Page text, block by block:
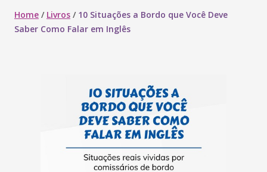
Home / Livros / 10 Situações a Bordo que Você Deve
Saber Como Falar em Inglês